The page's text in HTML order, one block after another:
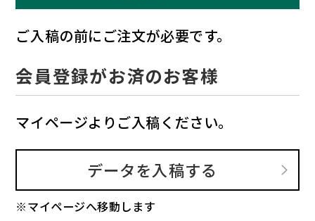
ご入稿の前にご注文が必要です。
会員登録がお済のお客様
マイページよりご入稿ください。
データを入稿する
※マイページへ移動します